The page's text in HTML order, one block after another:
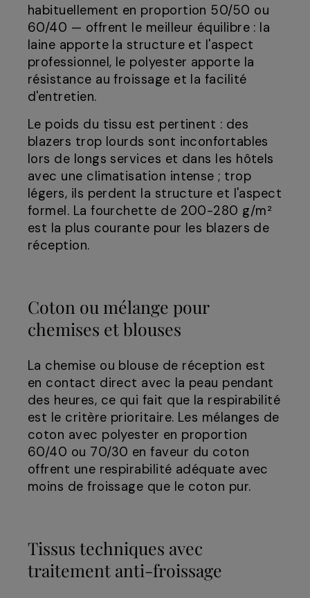
habituellement en proportion 50/50 ou
60/40 — offrent le meilleur équilibre : la
laine apporte la structure et l'aspect
professionnel, le polyester apporte la
résistance au froissage et la facilité
d'entretien.
Le poids du tissu est pertinent : des
blazers trop lourds sont inconfortables
lors de longs services et dans les hôtels
avec une climatisation intense ; trop
légers, ils perdent la structure et l'aspect
formel. La fourchette de 200-280 g/m²
est la plus courante pour les blazers de
réception.
Coton ou mélange pour
chemises et blouses
La chemise ou blouse de réception est
en contact direct avec la peau pendant
des heures, ce qui fait que la respirabilité
est le critère prioritaire. Les mélanges de
coton avec polyester en proportion
60/40 ou 70/30 en faveur du coton
offrent une respirabilité adéquate avec
moins de froissage que le coton pur.
Tissus techniques avec
traitement anti-froissage